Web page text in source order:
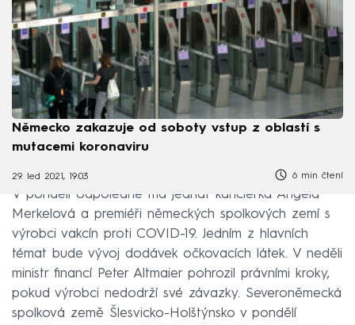
Německo zakazuje od soboty vstup z oblastí s
mutacemi koronaviru
29. led 2021, 19:03 6 min čtení
V pondělí odpoledne má jednat kancléřka Angela
Merkelová a premiéři německých spolkových zemí s
výrobci vakcín proti COVID-19. Jedním z hlavních
témat bude vývoj dodávek očkovacích látek. V neděli
ministr financí Peter Altmaier pohrozil právními kroky,
pokud výrobci nedodrží své závazky. Severoněmecká
spolková země Šlesvicko-Holštýnsko v pondělí